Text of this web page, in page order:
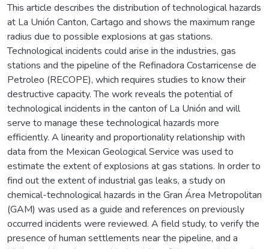
This article describes the distribution of technological hazards
at La Unión Canton, Cartago and shows the maximum range
radius due to possible explosions at gas stations.
Technological incidents could arise in the industries, gas
stations and the pipeline of the Refinadora Costarricense de
Petroleo (RECOPE), which requires studies to know their
destructive capacity. The work reveals the potential of
technological incidents in the canton of La Unión and will
serve to manage these technological hazards more
efficiently. A linearity and proportionality relationship with
data from the Mexican Geological Service was used to
estimate the extent of explosions at gas stations. In order to
find out the extent of industrial gas leaks, a study on
chemical-technological hazards in the Gran Área Metropolitan
(GAM) was used as a guide and references on previously
occurred incidents were reviewed. A field study, to verify the
presence of human settlements near the pipeline, and a